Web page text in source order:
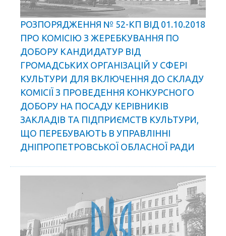
РОЗПОРЯДЖЕННЯ № 52-КП ВІД 01.10.2018
ПРО КОМІСІЮ З ЖЕРЕБКУВАННЯ ПО
ДОБОРУ КАНДИДАТУР ВІД
ГРОМАДСЬКИХ ОРГАНІЗАЦІЙ У СФЕРІ
КУЛЬТУРИ ДЛЯ ВКЛЮЧЕННЯ ДО СКЛАДУ
КОМІСІЇ З ПРОВЕДЕННЯ КОНКУРСНОГО
ДОБОРУ НА ПОСАДУ КЕРІВНИКІВ
ЗАКЛАДІВ ТА ПІДПРИЄМСТВ КУЛЬТУРИ,
ЩО ПЕРЕБУВАЮТЬ В УПРАВЛІННІ
ДНІПРОПЕТРОВСЬКОЇ ОБЛАСНОЇ РАДИ